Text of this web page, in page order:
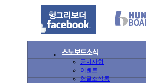
공지사항
이벤트
헝글소식통